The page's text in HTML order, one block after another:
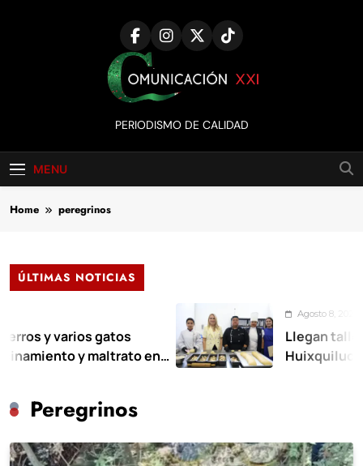
Comunicación
XXI
PERIODISMO DE CALIDAD
MENU
Home peregrinos
ÚLTIMAS NOTICIAS
gatos
y maltrato en
Agosto 8, 2026
Llegan talleres de
Huixquilucan
Peregrinos